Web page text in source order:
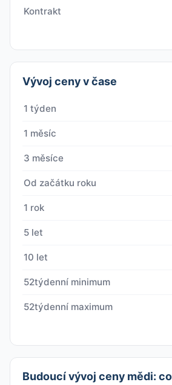
Kontrakt
Vývoj ceny v čase
1 týden
1 měsíc
3 měsíce
Od začátku roku
1 rok
5 let
10 let
52týdenní minimum
52týdenní maximum
Budoucí vývoj ceny mědi: